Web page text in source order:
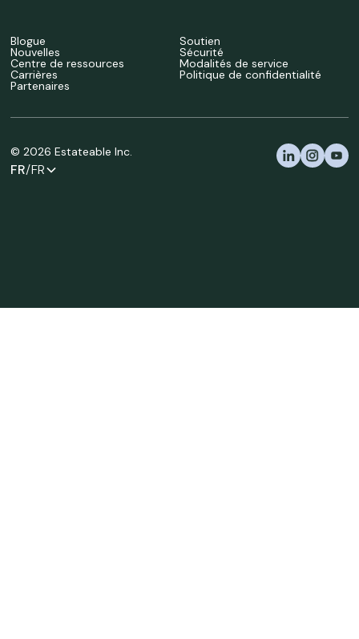
Blogue
Nouvelles
Centre de ressources
Carrières
Partenaires
Soutien
Sécurité
Modalités de service
Politique de confidentialité
©2026 Estateable Inc.
FR/FR